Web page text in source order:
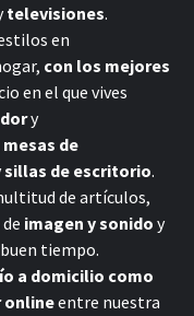
televisiones.
en
con los mejores
en el que vives
y
mesas de
sillas de escritorio.
de artículos,
imagen y sonido y
tiempo.
a domicilio como
onlineentre nuestra